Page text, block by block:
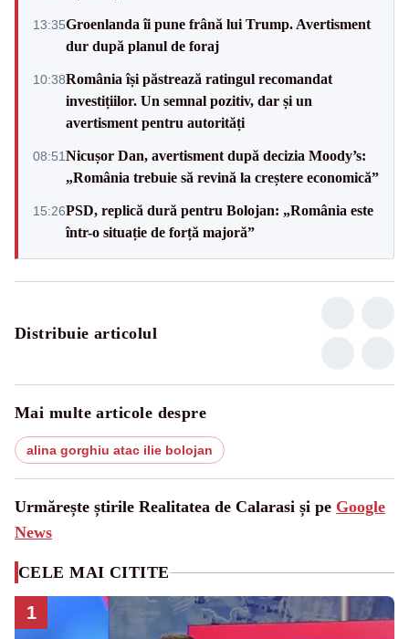
13:35Groenlanda îi pune frână lui Trump. Avertisment
dur după planul de foraj
10:38România își păstrează ratingul recomandat
investițiilor. Un semnal pozitiv, dar și un
avertisment pentru autorități
08:51Nicușor Dan, avertisment după decizia Moody’s:
„România trebuie să revină la creștere economică”
15:26PSD, replică dură pentru Bolojan: „România este
într-o situație de forță majoră”
Distribuie articolul
Mai multe articole despre
alina gorghiu atac ilie bolojan
Urmărește știrile Realitatea de Calarasi și pe Google
News
CELE MAI CITITE
1